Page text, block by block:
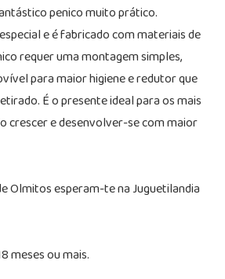
penico muito prático.
e é fabricado com materiais de
requer uma montagem simples,
para maior higiene e redutor que
É o presente ideal para os mais
crescer e desenvolver-se com maior
Olmitos esperam-te na Juguetilandia
meses ou mais.